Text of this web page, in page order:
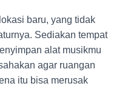
baru, yang tidak
Sediakan tempat
alat musikmu
agar ruangan
itu bisa merusak